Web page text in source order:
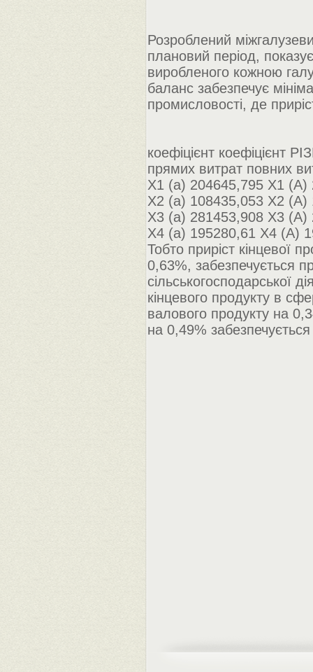
Розроблений
плановий період,
виробленого кожною
баланс забезпечує
промисловості, де
коефіцієнт коефіцієнт
прямих витрат повних
Х1 (а) 204645,795 Х1 (А)
Х2 (а) 108435,053 Х2 (А)
Х3 (а) 281453,908 Х3 (А)
Х4 (а) 195280,61 Х4 (А)
Тобто приріст кінцевої
0,63%, забезпечується
сільськогосподарської
кінцевого продукту в
валового продукту на
на 0,49%